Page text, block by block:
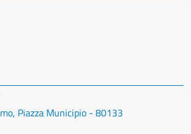
Piazza Municipio - 80133